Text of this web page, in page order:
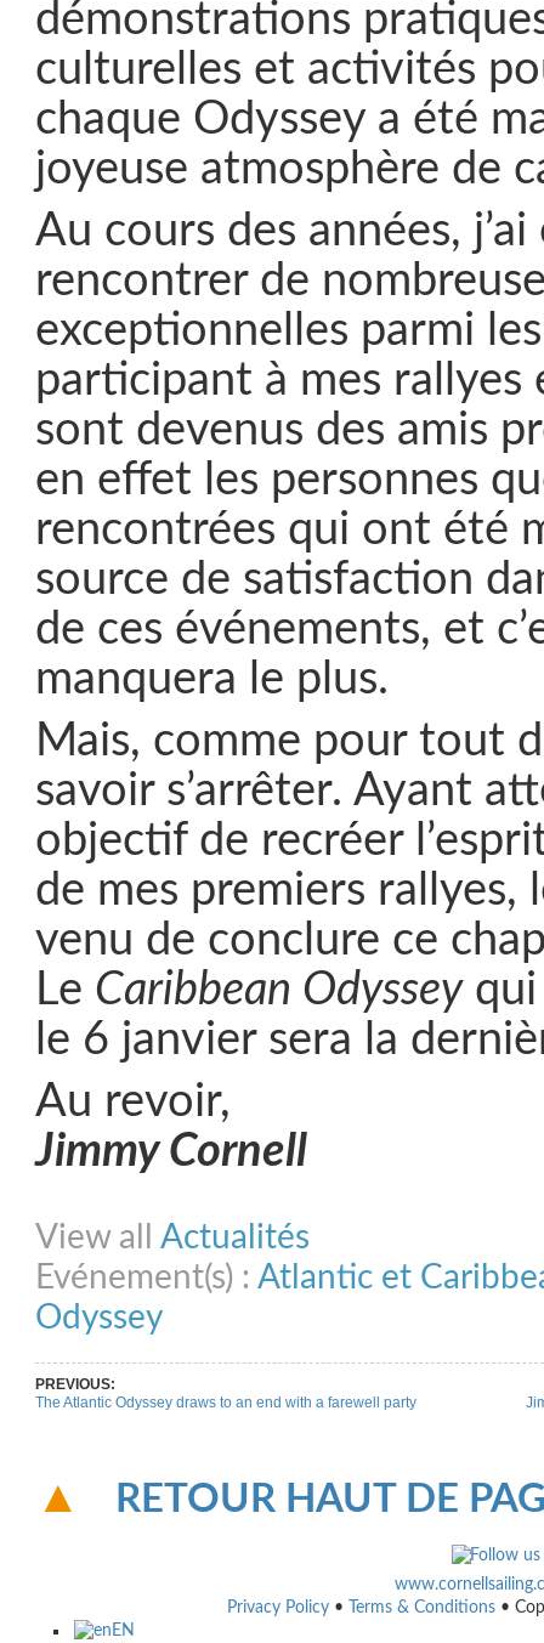
démonstrations
culturelles et activités
chaque Odyssey a été
joyeuse atmosphère de
Au cours des années,
rencontrer de
exceptionnelles parmi
participant à mes rallyes
sont devenus des amis
en effet les personnes
rencontrées qui ont été
source de satisfaction
de ces événements, et
manquera le plus.
Mais, comme pour tout
savoir s’arrêter. Ayant
objectif de recréer
de mes premiers rallyes,
venu de conclure ce
Le Caribbean Odysseyqui
le 6 janvier sera la
Au revoir,
Jimmy Cornell
View all Actualités
Evénement(s) : Atlantic et
Odyssey
PREVIOUS:
The Atlantic Odyssey draws to an end with a farewell party
RETOUR HAUT DE
Privacy Policy • Terms & Conditions •
EN